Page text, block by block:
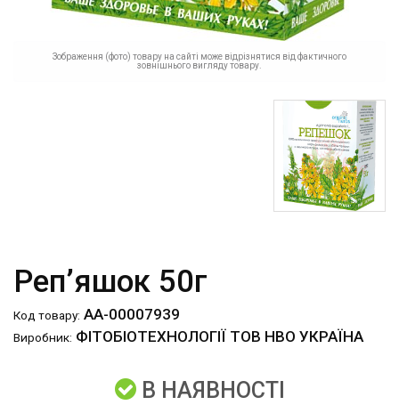
Зображення (фото) товару на сайті може відрізнятися від фактичного
зовнішнього вигляду товару.
Реп’яшок 50г
Код товару: АА-00007939
Виробник: ФІТОБІОТЕХНОЛОГІЇ ТОВ НВО УКРАЇНА
В НАЯВНОСТІ